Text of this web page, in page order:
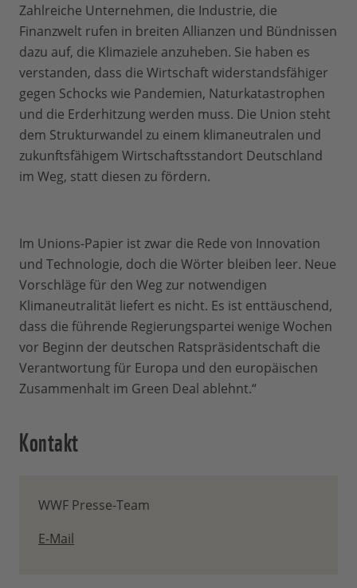
Zahlreiche Unternehmen, die Industrie, die
Finanzwelt rufen in breiten Allianzen und Bündnissen
dazu auf, die Klimaziele anzuheben. Sie haben es
verstanden, dass die Wirtschaft widerstandsfähiger
gegen Schocks wie Pandemien, Naturkatastrophen
und die Erderhitzung werden muss. Die Union steht
dem Strukturwandel zu einem klimaneutralen und
zukunftsfähigem Wirtschaftsstandort Deutschland
im Weg, statt diesen zu fördern.
Im Unions-Papier ist zwar die Rede von Innovation
und Technologie, doch die Wörter bleiben leer. Neue
Vorschläge für den Weg zur notwendigen
Klimaneutralität liefert es nicht. Es ist enttäuschend,
dass die führende Regierungspartei wenige Wochen
vor Beginn der deutschen Ratspräsidentschaft die
Verantwortung für Europa und den europäischen
Zusammenhalt im Green Deal ablehnt.“
Kontakt
WWF Presse-Team
E-Mail